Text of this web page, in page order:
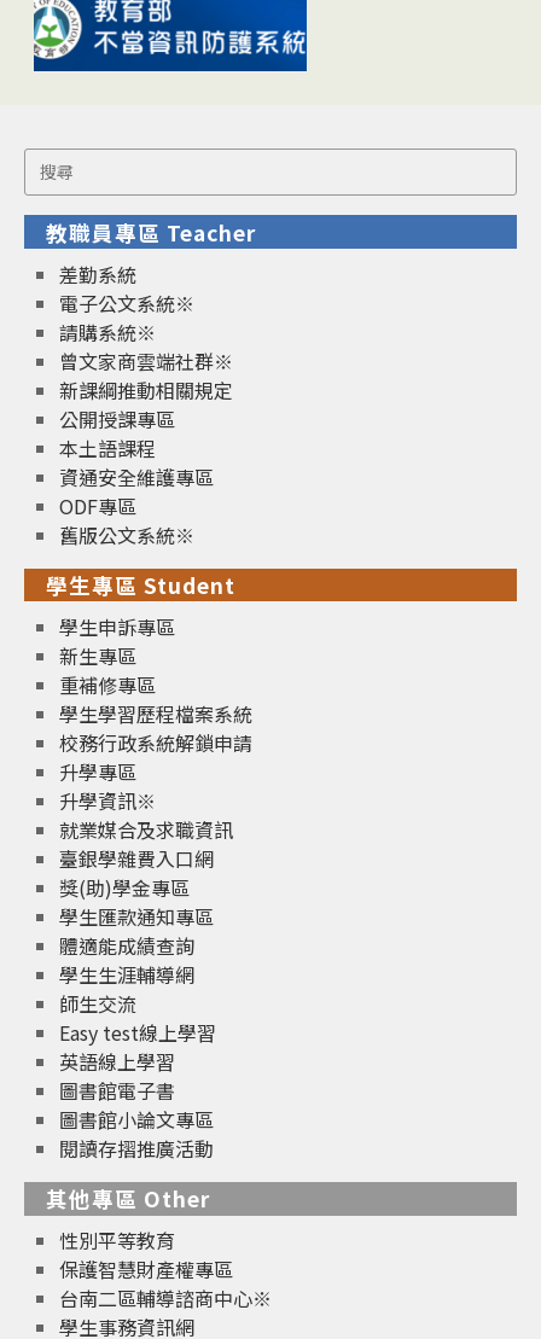
Search
for:
教職員專區 Teacher
差勤系統
電子公文系統※
請購系統※
曾文家商雲端社群※
新課綱推動相關規定
公開授課專區
本土語課程
資通安全維護專區
ODF專區
舊版公文系統※
學生專區 Student
學生申訴專區
新生專區
重補修專區
學生學習歷程檔案系統
校務行政系統解鎖申請
升學專區
升學資訊※
就業媒合及求職資訊
臺銀學雜費入口網
獎(助)學金專區
學生匯款通知專區
體適能成績查詢
學生生涯輔導網
師生交流
Easy test線上學習
英語線上學習
圖書館電子書
圖書館小論文專區
閱讀存摺推廣活動
其他專區 Other
性別平等教育
保護智慧財產權專區
台南二區輔導諮商中心※
學生事務資訊網